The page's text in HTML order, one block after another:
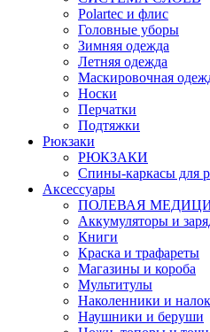
Polartec и флис
Головные уборы
Зимняя одежда
Летняя одежда
Маскировочная
Носки
Перчатки
Подтяжки
Рюкзаки
РЮКЗАКИ
Спины-каркасы для
Аксессуары
ПОЛЕВАЯ
Аккумуляторы и
Книги
Краска и трафареты
Магазины и короба
Мультитулы
Наколенники и
Наушники и беруши